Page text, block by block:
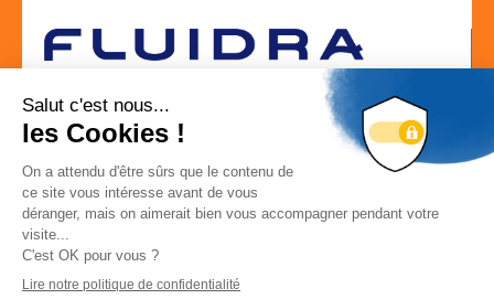
Localisation
AV. MAURICE BELLONTE ROND POINT DE L'AÉROPORT
66000 PERPIGNAN